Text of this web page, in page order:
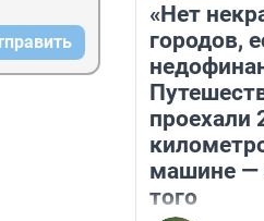
«Нет
городов,
проехали
машине —
того